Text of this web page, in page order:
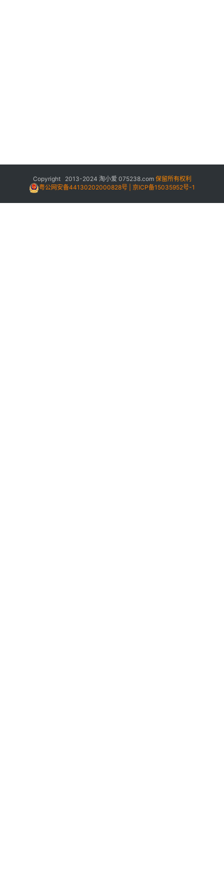
Copyright 2013-2024 淘小爱 075238.com 保留所有权利
粤公网安备44130202000828号 | 京ICP备15035952号-1